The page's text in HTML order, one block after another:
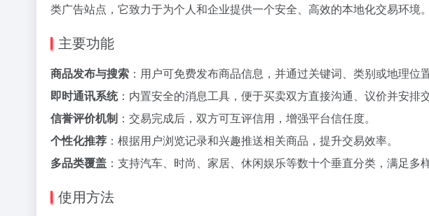
类广告站点，它致力于为个人和企业提供一个安全、高效的本地化交易环境。
主要功能
商品发布与搜索 ：用户可免费发布商品信息，并通过关键词、类别或地理位
即时通讯系统：内置安全的消息工具，便于买卖双方直接沟通、议价并安排交
信誉评价机制 ：交易完成后，双方可互评信用，增强平台信任度。
个性化推荐 ：根据用户浏览记录和兴趣推送相关商品，提升交易效率。
多品类覆盖 ：支持汽车、时尚、家居、休闲娱乐等数十个垂直分类，满足多
使用方法